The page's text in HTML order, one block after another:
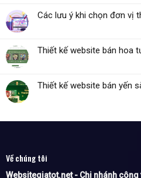
Các lưu ý khi chọn đơn vị
Thiết kế website bán hoa
Thiết kế website bán yến
Về chúng tôi
Websitegiatot.net - Chi nhánh công